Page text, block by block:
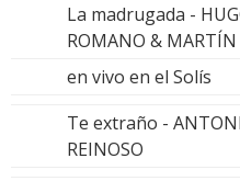
La madrugada -
ROMANO & MARTÍN
en vivo en el Solís
Te extraño -
REINOSO